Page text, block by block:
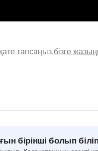
тапсаңыз,бізге
бірінші болып